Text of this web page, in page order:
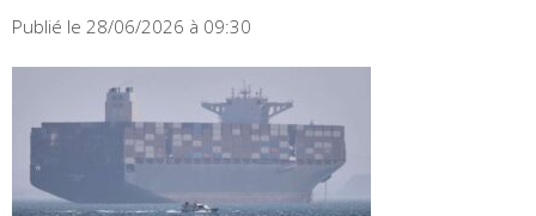
Publié le 28/06/2026 à 09:30